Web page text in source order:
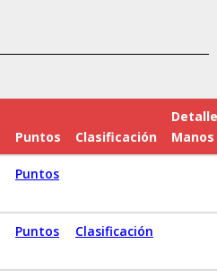
Puntos Clasificación
Detalle
Manos
Puntos
Puntos Clasificación